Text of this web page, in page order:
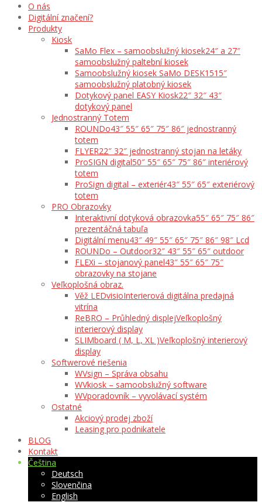
O nás
Digitální značení?
Produkty
Kiosk
SaMo Flex – samoobslužný kiosek24″ a 27″
samoobslužný paltební kiosek
Samoobslužný kiosek SaMo DESK1515″
samoobslužný platobný kiosek
Dotykový panel EASY Kiosk22″ 32″ 43″
dotykový panel
Jednostranný Totem
ROUNDo43″ 55″ 65″ 75″ 86″ jednostranný
totem
FLYER22″ 32″ jednostranný stojan na letáky
ProSIGN digital50″ 55″ 65″ 75″ 86″ interiérový
totem
ProSign digital – exteriér43″ 55″ 65″ exteriérový
totem
PRO Obrazovky
Interaktivní dotyková obrazovka55″ 65″ 75″ 86″
prezentáčná tabuľa
Digitální menu43″ 49″ 55″ 65″ 75″ 86″ 98″ Lcd
ROUNDo – Outdoor32″ 43″ 55″ 65″ outdoor
FLEXi – stojanový panel43″ 55″ 65″ 75″
obrazovky na stojane
Veľkoplošná obraz.
Věž LEDvisioInterierová digitálna predajná
vitrína
ReBRO – Průhledný displejVeľkoplošný
interierový display
SLIMboard ( M, L, XL )Veľkoplošný interierový
display
Softwerové riešenia
WVsign – Správa obsahu
WVkiosk – samoobslužný software
WVporadovník – vyvolávací systém
Ostatné
Akciový prodej zboží
Leasing pro podnikatele
BLOG
Kontakt
Čeština
Deutsch
Slovenčina
English